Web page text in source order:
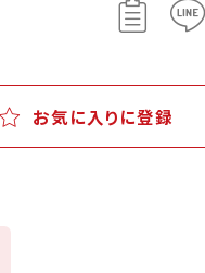
お気に入りに登録